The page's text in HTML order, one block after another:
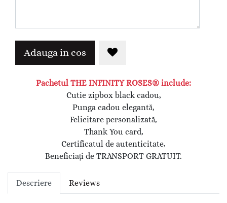
Adauga in cos
Pachetul THE INFINITY ROSES® include:
Cutie zipbox black cadou,
Punga cadou elegantă,
Felicitare personalizată,
Thank You card,
Certificatul de autenticitate,
Beneficiați de TRANSPORT GRATUIT.
Descriere Reviews